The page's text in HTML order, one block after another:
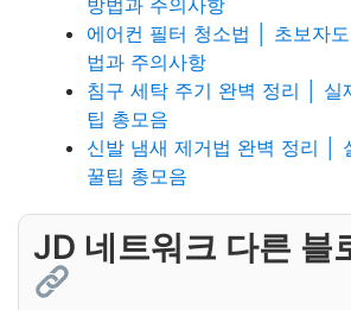
에어컨 필터 청소법 │ 초보자
법과 주의사항
침구 세탁 주기 완벽 정리 │ 실
팁 총모음
신발 냄새 제거법 완벽 정리 │
꿀팁 총모음
JD 네트워크 다른 블